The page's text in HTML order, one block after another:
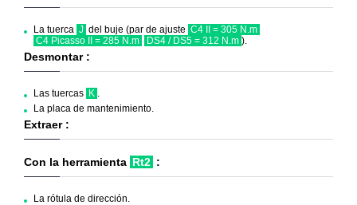
La tuerca J del buje (par de ajuste C4 II = 305 N.m
C4 Picasso II = 285 N.m
DS4 / DS5 = 312 N.m ).
Desmontar :
Las tuercas K
La placa de mantenimiento.
Extraer :
Con la herramienta Rt2 :
La rótula de dirección.